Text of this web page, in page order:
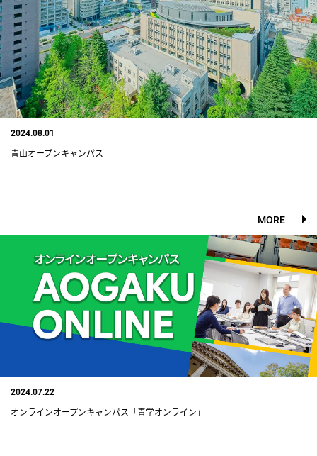
2024.08.01
青山オープンキャンパス
MORE
2024.07.22
オンラインオープンキャンパス「青学オンライン」